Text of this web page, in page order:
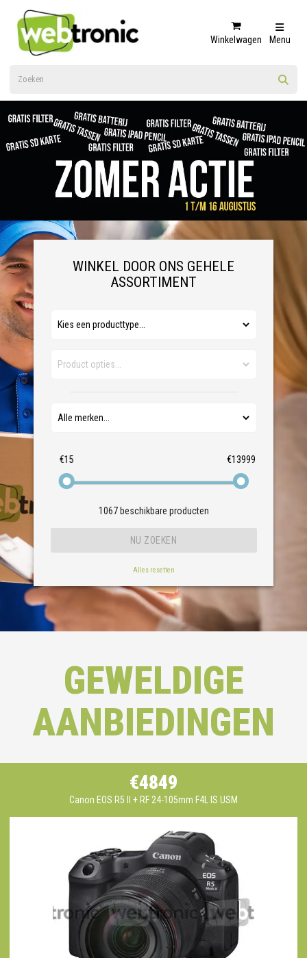
Winkelwagen Menu
WINKEL DOOR ONS GEHELE
ASSORTIMENT
€15 €13999
1067beschikbare producten
Alles resetten
GEWELDIGE
AANBIEDINGEN
€4849
Canon EOS R5 II + RF 24-105mm F4L IS USM